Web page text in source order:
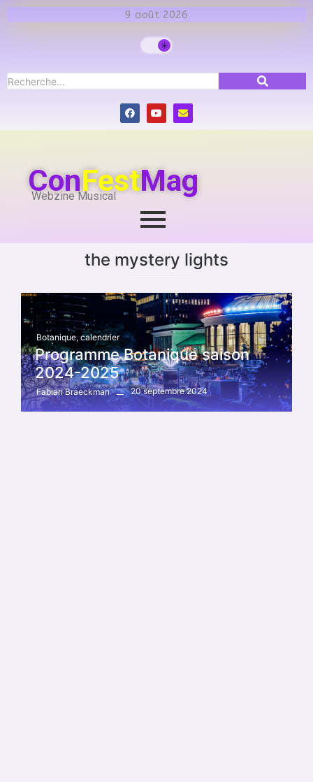
9 août 2026
ConFestMag
Webzine Musical
the mystery lights
Botanique, calendrier
Programme Botanique saison
2024-2025
Fabian Braeckman 20 septembre 2024